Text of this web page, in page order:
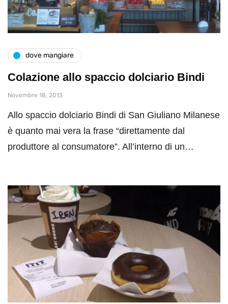
dove mangiare
Colazione allo spaccio dolciario Bindi
Novembre 18, 2013
Allo spaccio dolciario Bindi di San Giuliano Milanese
è quanto mai vera la frase “direttamente dal
produttore al consumatore”. All’interno di un…